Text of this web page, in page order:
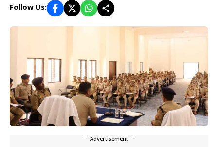
Follow Us:
---Advertisement---